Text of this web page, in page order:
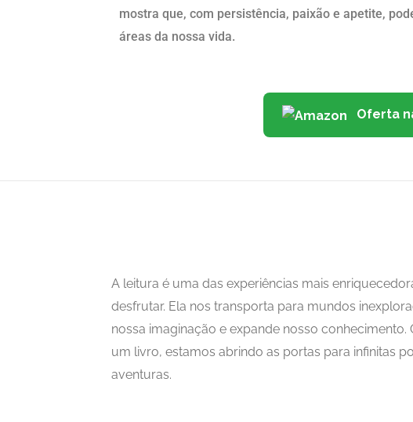
mostra que, com persistência, paixão e apetite,
áreas da nossa vida.
Oferta
A leitura é uma das experiências mais
desfrutar. Ela nos transporta para mundos
nossa imaginação e expande nosso conhecimento.
um livro, estamos abrindo as portas para infinitas
aventuras.